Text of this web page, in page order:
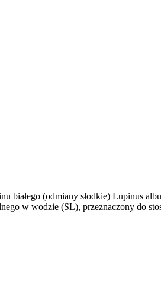
białego (odmiany słodkie)
w wodzie (SL), przeznaczony do